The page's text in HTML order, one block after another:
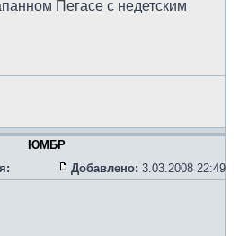
Пегасе с недетским
ЮМБР
Добавлено: 3.03.2008 22:49